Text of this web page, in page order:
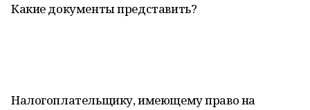
Какие документы представить?
Налогоплательщику, имеющему право на